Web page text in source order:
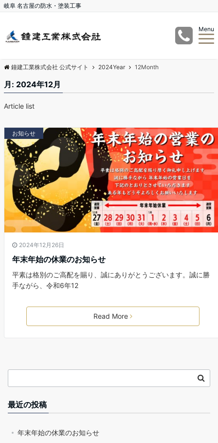
岐阜 名古屋の防水・塗装工事
Menu
鐘建工業株式会社 公式サイト 2024Year 12Month
月: 2024年12月
Article list
お知らせ
2024年12月26日
年末年始の休業のお知らせ
平素は格別のご高配を賜り、誠にありがとうございます。誠に勝
手ながら、令和6年12
Read More
最近の投稿
年末年始の休業のお知らせ